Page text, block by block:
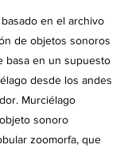
en el archivo
de objetos sonoros
basa en un supuesto
desde los andes
Murciélago
sonoro
zoomorfa, que